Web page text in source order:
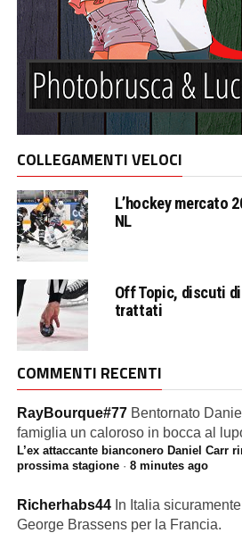
COLLEGAMENTI VELOCI
L’hockey mercato
NL
Off Topic, discuti
trattati
COMMENTI RECENTI
RayBourque#77 Bentornato
famiglia un caloroso in bocca al
L’ex attaccante bianconero Daniel Carr
prossima stagione· 8 minutes ago
Richerhabs44 In Italia
George Brassens per la Francia.